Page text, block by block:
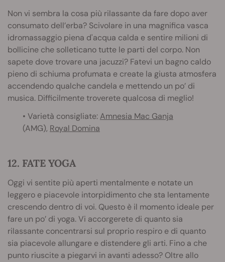
Non vi sembra la cosa più rilassante da fare dopo aver
consumato dell’erba? Scivolare in una magnifica vasca
idromassaggio piena d'acqua calda e sentire milioni di
bollicine che solleticano tutte le parti del corpo. Non
sapete dove trovare una jacuzzi? Fatevi un bagno caldo
pieno di schiuma profumata e create la giusta atmosfera
accendendo qualche candela e mettendo un po’ di
musica. Difficilmente troverete qualcosa di meglio!
• Varietà consigliate:Amnesia Mac Ganja
(AMG), Royal Domina
12. FATE YOGA
Oggi vi sentite più aperti mentalmente e notate un
leggero e piacevole intorpidimento che sta lentamente
crescendo dentro di voi. Questo è il momento ideale per
fare un po’ di yoga. Vi accorgerete di quanto sia
rilassante concentrarsi sul proprio respiro e di quanto
sia piacevole allungare e distendere gli arti. Fino a che
punto riuscite a piegarvi in avanti adesso? Oltre allo